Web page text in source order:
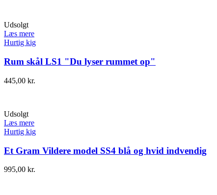
Udsolgt
Læs mere
Hurtig kig
Rum skål LS1 "Du lyser rummet op"
445,00 kr.
Udsolgt
Læs mere
Hurtig kig
Et Gram Vildere model SS4 blå og hvid indvendig
995,00 kr.